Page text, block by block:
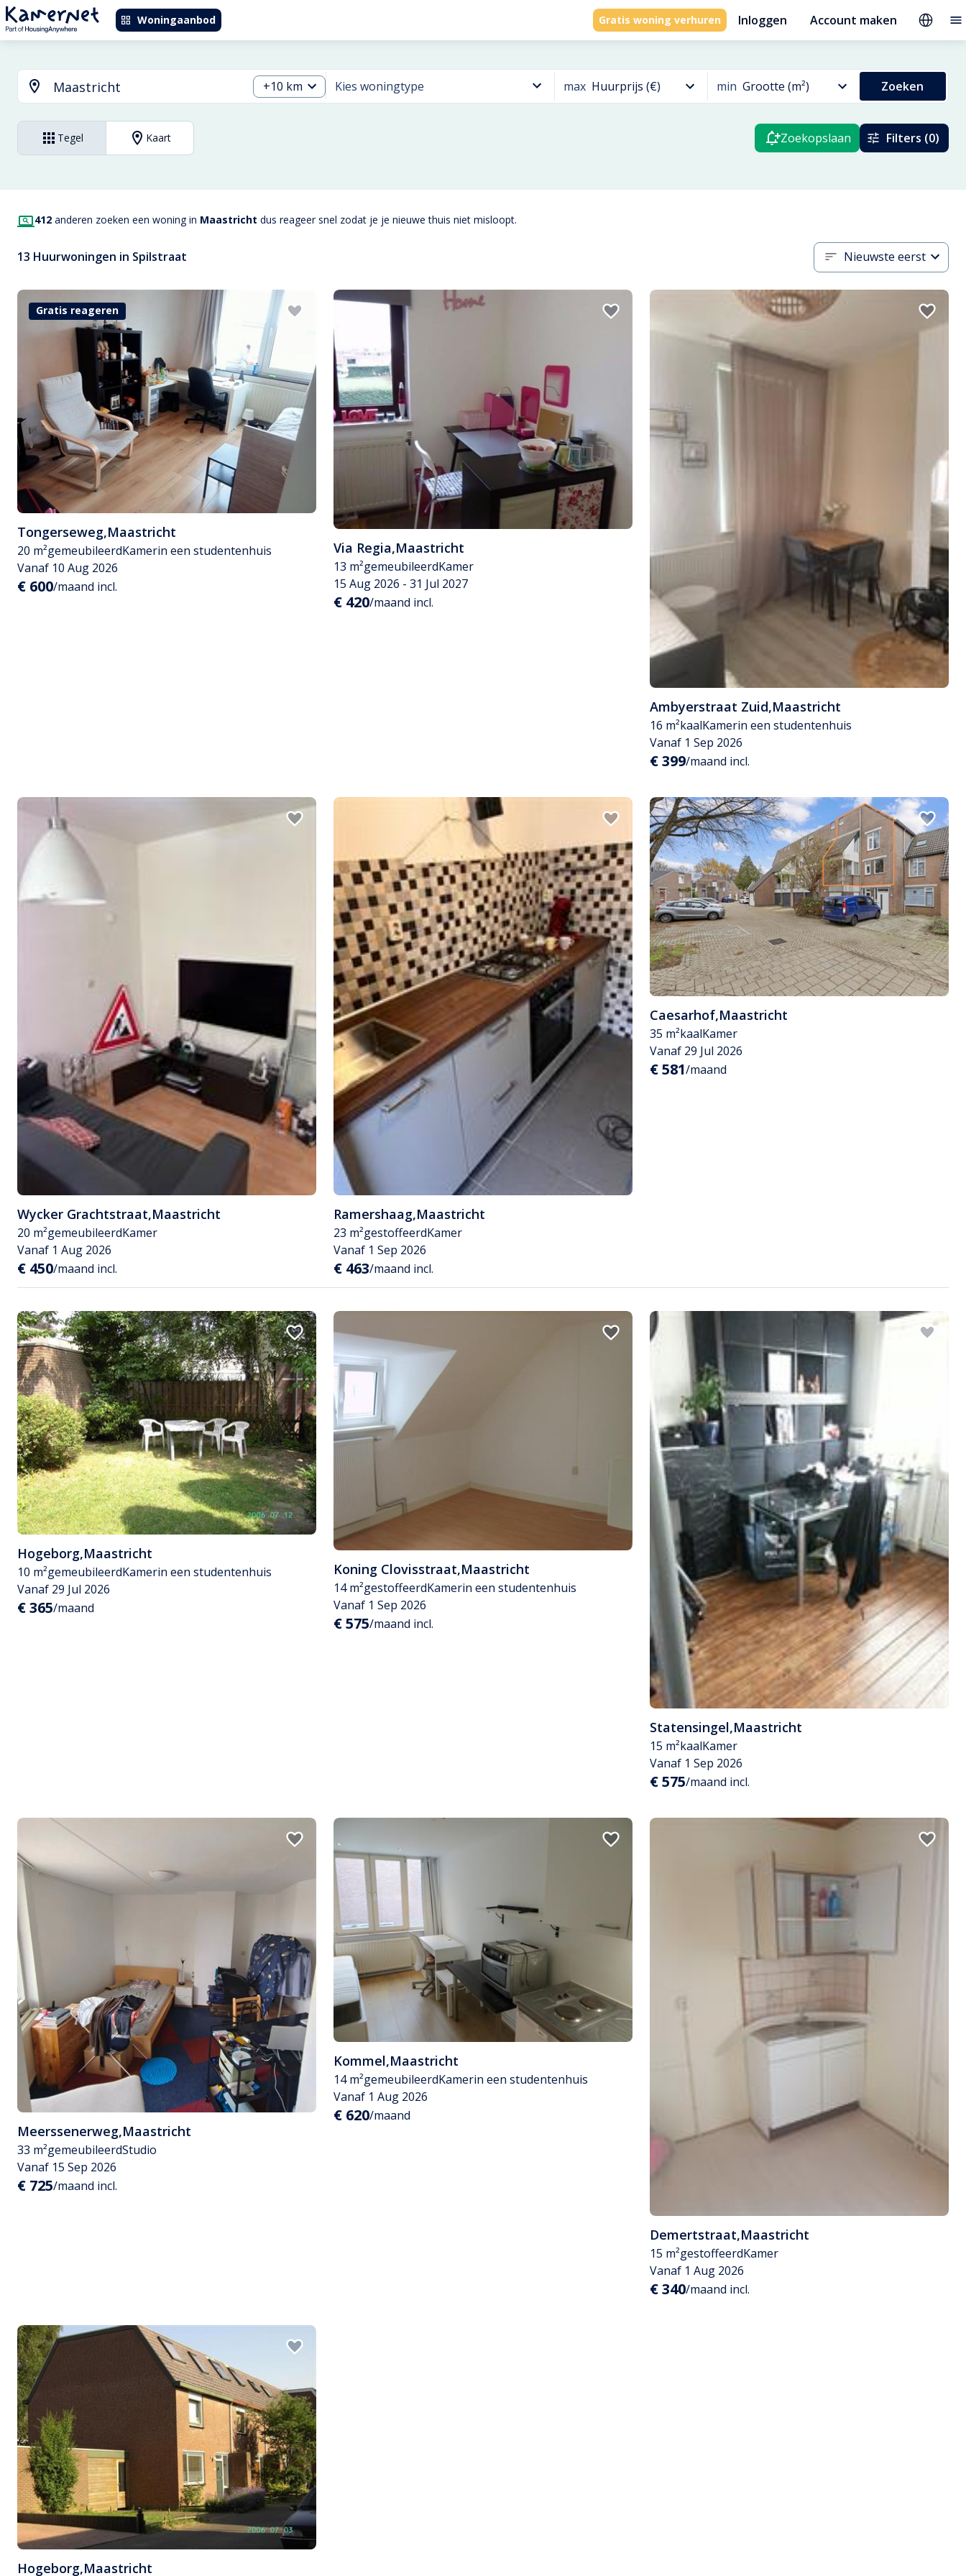
Woningaanbod Gratis woning verhuren Inloggen Account maken
+10 km Kies woningtype max Huurprijs (€) min Grootte (m²) Zoeken
Tegel Kaart Zoekopslaan Filters (0)
412 anderen zoeken een woning in Maastricht dus reageer snel zodat je je nieuwe thuis niet misloopt.
13 Huurwoningen in Spilstraat Nieuwste eerst
Gratis reageren
Tongerseweg,Maastricht
20 m²gemeubileerdKamerin een studentenhuis
Vanaf 10 Aug 2026
€ 600/maand incl.
Via Regia,Maastricht
13 m²gemeubileerdKamer
15 Aug 2026 - 31 Jul 2027
€ 420/maand incl.
Ambyerstraat Zuid,Maastricht
16 m²kaalKamerin een studentenhuis
Vanaf 1 Sep 2026
€ 399/maand incl.
Wycker Grachtstraat,Maastricht
20 m²gemeubileerdKamer
Vanaf 1 Aug 2026
€ 450/maand incl.
Ramershaag,Maastricht
23 m²gestoffeerdKamer
Vanaf 1 Sep 2026
€ 463/maand incl.
Caesarhof,Maastricht
35 m²kaalKamer
Vanaf 29 Jul 2026
€ 581/maand
Hogeborg,Maastricht
10 m²gemeubileerdKamerin een studentenhuis
Vanaf 29 Jul 2026
€ 365/maand
Koning Clovisstraat,Maastricht
14 m²gestoffeerdKamerin een studentenhuis
Vanaf 1 Sep 2026
€ 575/maand incl.
Statensingel,Maastricht
15 m²kaalKamer
Vanaf 1 Sep 2026
€ 575/maand incl.
Meerssenerweg,Maastricht
33 m²gemeubileerdStudio
Vanaf 15 Sep 2026
€ 725/maand incl.
Kommel,Maastricht
14 m²gemeubileerdKamerin een studentenhuis
Vanaf 1 Aug 2026
€ 620/maand
Demertstraat,Maastricht
15 m²gestoffeerdKamer
Vanaf 1 Aug 2026
€ 340/maand incl.
Hogeborg,Maastricht